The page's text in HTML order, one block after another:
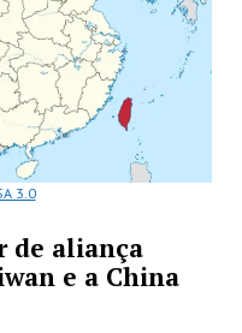
3.0
de aliança
e a China